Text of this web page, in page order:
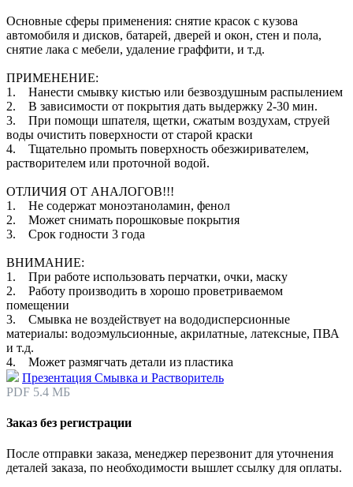
Основные сферы применения: снятие красок с кузова
автомобиля и дисков, батарей, дверей и окон, стен и пола,
снятие лака с мебели, удаление граффити, и т.д.
ПРИМЕНЕНИЕ:
1. Нанести смывку кистью или безвоздушным распылением
2. В зависимости от покрытия дать выдержку 2-30 мин.
3. При помощи шпателя, щетки, сжатым воздухам, струей
воды очистить поверхности от старой краски
4. Тщательно промыть поверхность обезжиривателем,
растворителем или проточной водой.
ОТЛИЧИЯ ОТ АНАЛОГОВ!!!
1. Не содержат моноэтаноламин, фенол
2. Может снимать порошковые покрытия
3. Срок годности 3 года
ВНИМАНИЕ:
1. При работе использовать перчатки, очки, маску
2. Работу производить в хорошо проветриваемом
помещении
3. Смывка не воздействует на вододисперсионные
материалы: водоэмульсионные, акрилатные, латексные, ПВА
и т.д.
4. Может размягчать детали из пластика
Презентация Смывка и Растворитель
PDF 5.4 МБ
Заказ без регистрации
После отправки заказа, менеджер перезвонит для уточнения
деталей заказа, по необходимости вышлет ссылку для оплаты.